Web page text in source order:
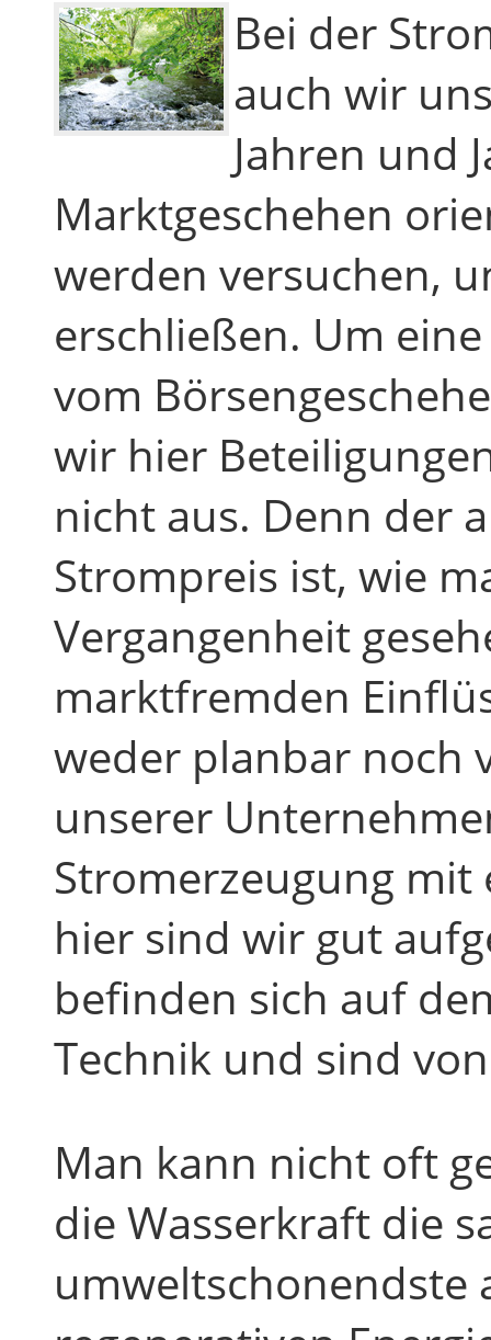
Bei der
auch wir
Jahren und
Marktgeschehen
werden versuchen,
erschließen. Um
vom
wir hier
nicht aus. Denn der
Strompreis ist, wie
Vergangenheit
marktfremden
weder planbar noch
unserer
Stromerzeugung mit
hier sind wir gut
befinden sich auf
Technik und sind
Man kann nicht oft
die Wasserkraft die
umweltschonendste